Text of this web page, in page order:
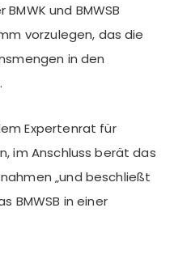
und BMWSB
vorzulegen, das die
in den
Expertenrat für
im Anschluss berät das
„und beschließt
BMWSB in einer